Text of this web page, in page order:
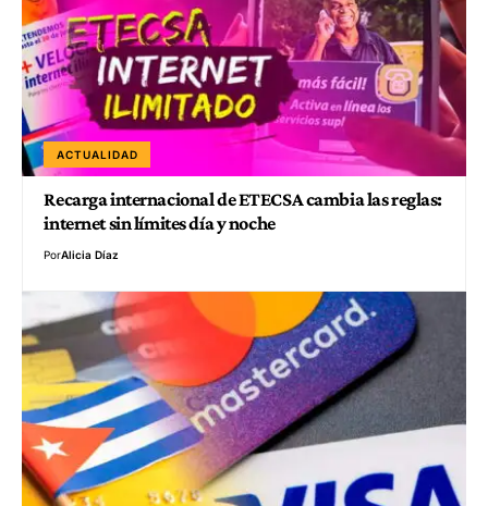
ACTUALIDAD
Recarga internacional de ETECSA cambia las reglas:
internet sin límites día y noche
PorAlicia Díaz